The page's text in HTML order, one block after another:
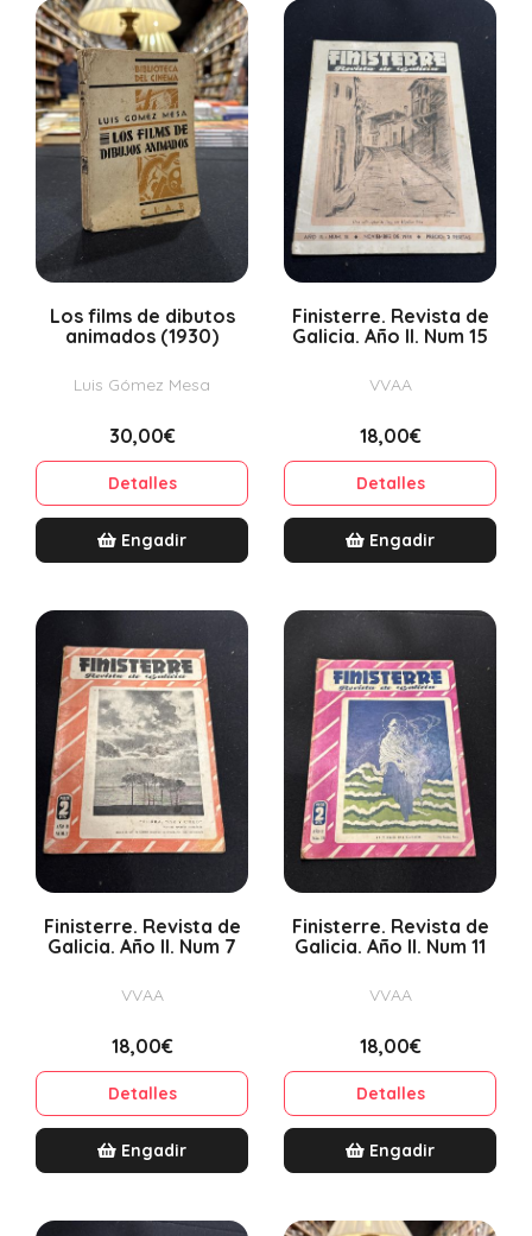
Los films de dibutos
animados (1930)
Luis Gómez Mesa
30,00€
Detalles
Engadir
Finisterre. Revista de
Galicia. Año II. Num 15
VVAA
18,00€
Detalles
Engadir
Finisterre. Revista de
Galicia. Año II. Num 7
VVAA
18,00€
Detalles
Engadir
Finisterre. Revista de
Galicia. Año II. Num 11
VVAA
18,00€
Detalles
Engadir